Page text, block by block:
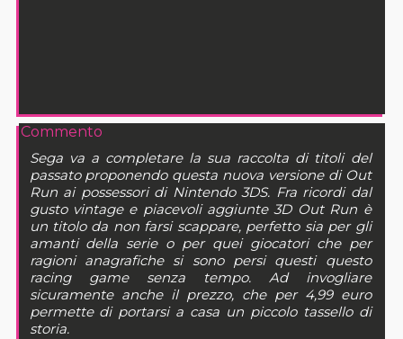
Commento
Sega va a completare la sua raccolta di titoli del
passato proponendo questa nuova versione di Out
Run ai possessori di Nintendo 3DS. Fra ricordi dal
gusto vintage e piacevoli aggiunte 3D Out Run è
un titolo da non farsi scappare, perfetto sia per gli
amanti della serie o per quei giocatori che per
ragioni anagrafiche si sono persi questi questo
racing game senza tempo. Ad invogliare
sicuramente anche il prezzo, che per 4,99 euro
permette di portarsi a casa un piccolo tassello di
storia.